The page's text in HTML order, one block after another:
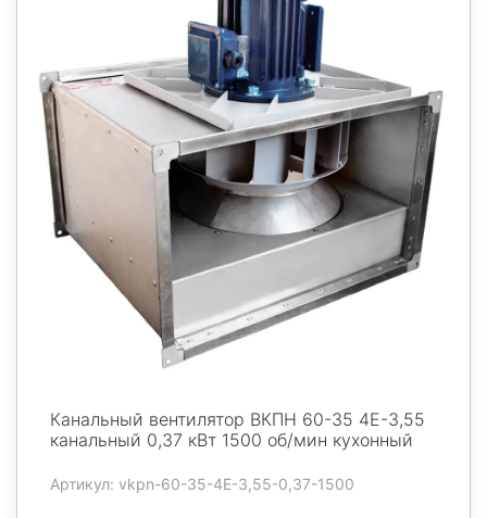
Канальный вентилятор ВКПН 60-35 4E-3,55
канальный 0,37 кВт 1500 об/мин кухонный
Артикул: vkpn-60-35-4E-3,55-0,37-1500